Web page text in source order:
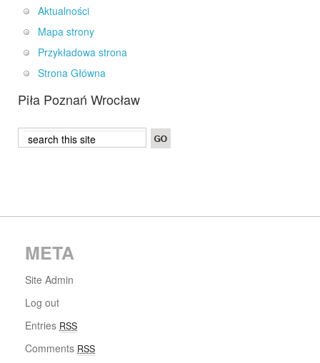
Aktualności
Mapa strony
Przykładowa strona
Strona Główna
Piła Poznań Wrocław
META
Site Admin
Log out
Entries RSS
Comments RSS